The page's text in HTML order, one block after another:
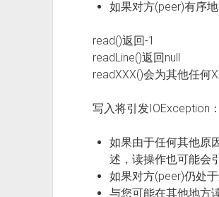
如果对方(peer)有序
read()返回-1
readLine()返回null
readXXX()会为其他任何
写入将引发IOException
如果由于任何其他原
述，读操作也可能会
如果对方(peer)仍处
与您可能在其他地方